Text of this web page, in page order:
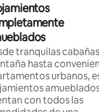
tranquilas
hasta
urbanos,
con todos las